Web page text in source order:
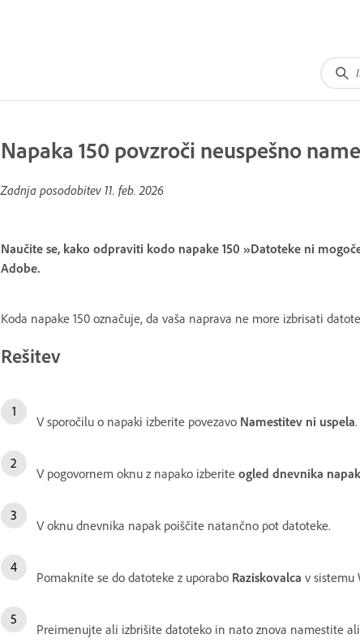
Napaka 150 povzroči neuspešno
Zadnja posodobitev 11. feb. 2026
Naučite se, kako odpraviti kodo napake 150 »Datoteke ni
Adobe.
Koda napake 150 označuje, da vaša naprava ne more izbrisati
Rešitev
V sporočilu o napaki izberite povezavo Namestitev ni uspela.
V pogovornem oknu z napako izberite ogled dnevnika napak
V oknu dnevnika napak poiščite natančno pot datoteke.
Pomaknite se do datoteke z uporabo Raziskovalca v sistemu
Preimenujte ali izbrišite datoteko in nato znova namestite